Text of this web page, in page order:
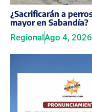
¿Sacrificarán a
mayor en Sabandía?
RegionalAgo 4, 2026